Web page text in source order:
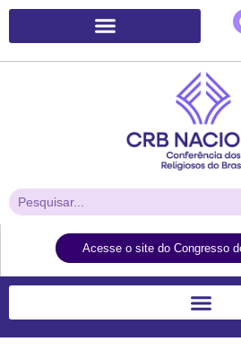
Acesse o site do Congresso